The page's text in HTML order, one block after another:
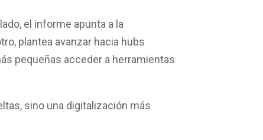
el informe apunta a la
plantea avanzar hacia hubs
pequeñas acceder a herramientas
sino una digitalización más